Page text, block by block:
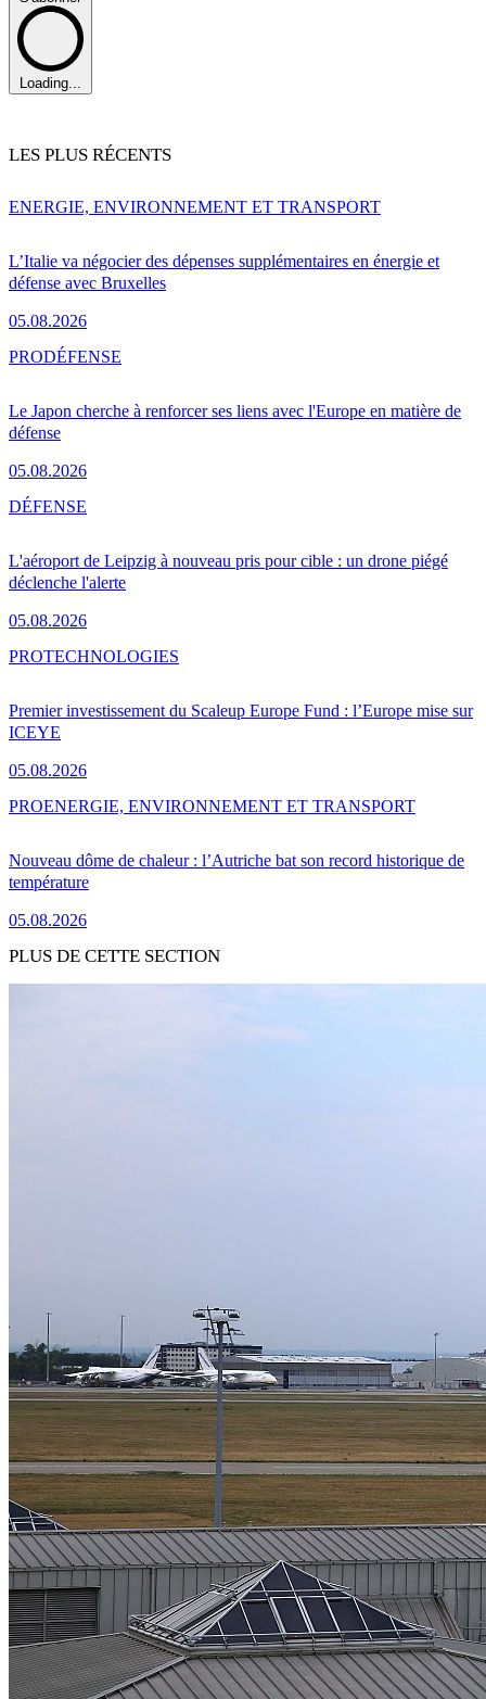
Loading...
LES PLUS RÉCENTS
L’Italie va négocier des dépenses supplémentaires en énergie et
défense avec Bruxelles
05.08.2026
ENERGIE, ENVIRONNEMENT ET TRANSPORT
Le Japon cherche à renforcer ses liens avec l'Europe en matière de
défense
05.08.2026
PRODÉFENSE
L'aéroport de Leipzig à nouveau pris pour cible : un drone piégé
déclenche l'alerte
05.08.2026
DÉFENSE
Premier investissement du Scaleup Europe Fund : l’Europe mise sur
ICEYE
05.08.2026
PROTECHNOLOGIES
Nouveau dôme de chaleur : l’Autriche bat son record historique de
température
05.08.2026
PROENERGIE, ENVIRONNEMENT ET TRANSPORT
PLUS DE CETTE SECTION